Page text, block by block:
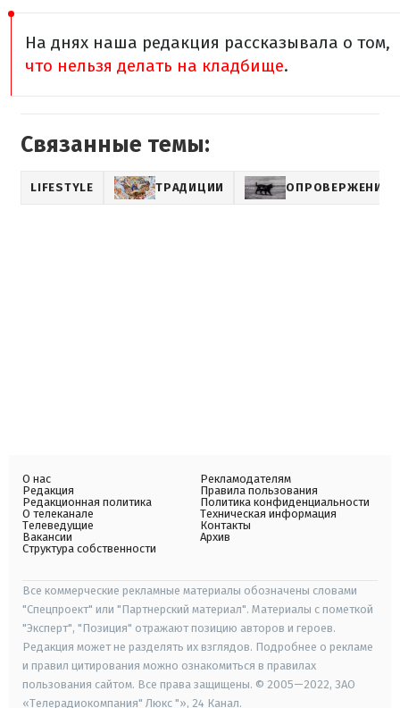
На днях наша редакция рассказывала о том,
что нельзя делать на кладбище.
Связанные темы:
LIFESTYLE ТРАДИЦИИ ОПРОВЕРЖЕНИЕ
О нас
Редакция
Редакционная политика
О телеканале
Телеведущие
Вакансии
Структура собственности
Рекламодателям
Правила пользования
Политика конфиденциальности
Техническая информация
Контакты
Архив
Все коммерческие рекламные материалы обозначены словами
"Спецпроект" или "Партнерский материал". Материалы с пометкой
"Эксперт", "Позиция" отражают позицию авторов и героев.
Редакция может не разделять их взглядов. Подробнее о рекламе
и правил цитирования можно ознакомиться в правилах
пользования сайтом. Все права защищены. © 2005—2022, ЗАО
«Телерадиокомпания" Люкс "», 24 Канал.